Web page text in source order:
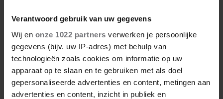
Verantwoord gebruik van uw gegevens
Wij en onze 1022 partners verwerken je persoonlijke
gegevens (bijv. uw IP-adres) met behulp van
technologieën zoals cookies om informatie op uw
apparaat op te slaan en te gebruiken met als doel
gepersonaliseerde advertenties en content, metingen aan
advertenties en content, inzicht in publiek en
De nieuwe Mijn Geheim ligt nu in de winkel
Abonneren